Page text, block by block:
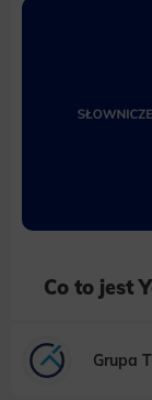
Scripts and data used to collect
site, and to create aggregate
to measure the effectiveness of
Scope responsible for
habits and demographic
websites, profile the user,
Co to jest
Grupa